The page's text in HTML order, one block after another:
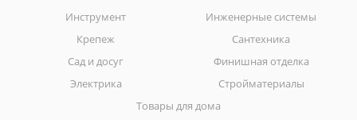
Инструмент
Инженерные системы
Крепеж
Сантехника
Сад и досуг
Финишная отделка
Электрика
Стройматериалы
Товары для дома